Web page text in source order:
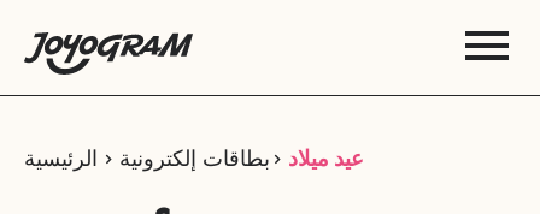
الرئيسية بطاقات إلكترونية عيد ميلاد